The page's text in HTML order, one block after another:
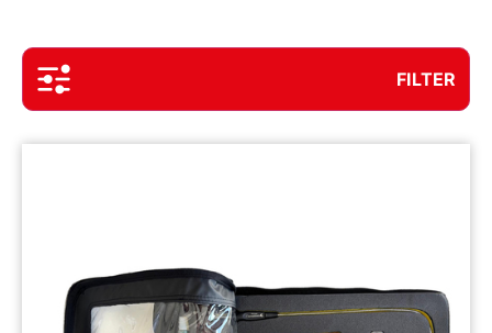
FILTER